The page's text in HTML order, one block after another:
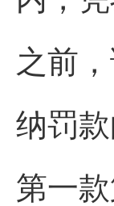
之前
纳罚
第一